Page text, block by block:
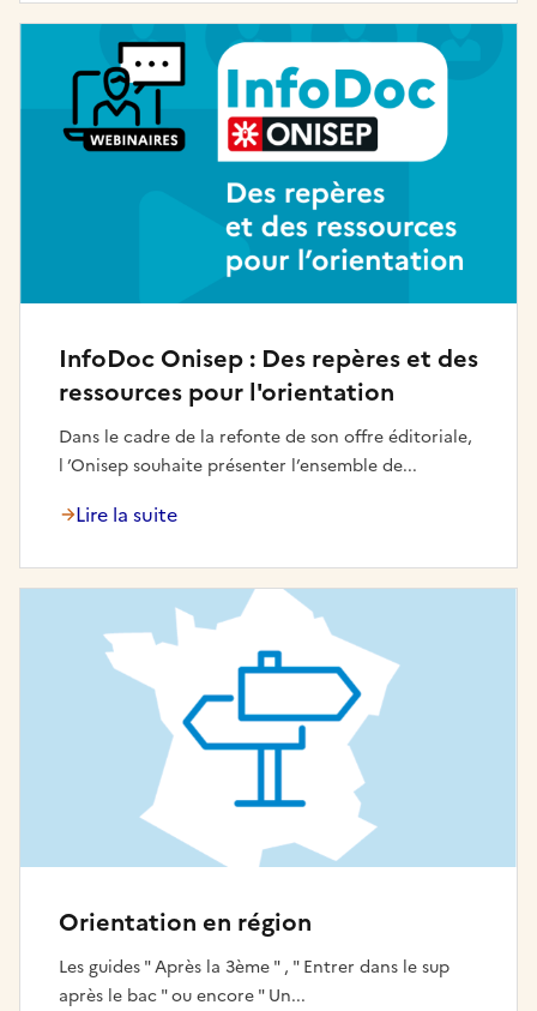
InfoDoc Onisep : Des repères et des
ressources pour l'orientation
Dans le cadre de la refonte de son offre éditoriale,
l ’Onisep souhaite présenter l’ensemble de...
Lire la suite
Orientation en région
Les guides " Après la 3ème " , " Entrer dans le sup
après le bac " ou encore " Un...